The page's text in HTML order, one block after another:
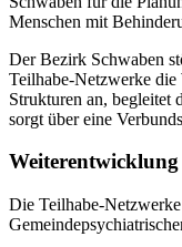
Menschen mit
Der Bezirk Schwaben
Teilhabe-Netzwerke die
Strukturen an, begleitet
sorgt über eine
Die Teilhabe-Netzwerke